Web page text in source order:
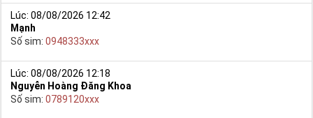
Lúc: 08/08/2026 12:42
Mạnh
Số sim: 0948333xxx
Lúc: 08/08/2026 12:18
Nguyễn Hoàng Đăng Khoa
Số sim: 0789120xxx